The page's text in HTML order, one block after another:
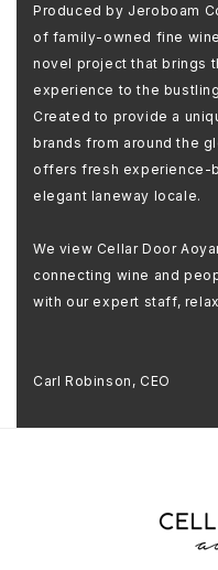
Produced by Jeroboam
of family-owned fine
novel project that brings
experience to the
Created to provide a
brands from around the
offers fresh experience-
elegant laneway locale.
We view Cellar Door
connecting wine and
with our expert staff,
Carl Robinson, CEO